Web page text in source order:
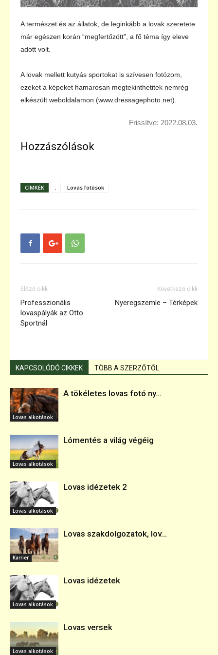
A természet és az állatok, de leginkább a lovak szeretete
már egészen korán “megfertőzött”, a fő téma így eleve
adott volt.
A lovak mellett kutyás sportokat is szívesen fotózom,
ezeket a képeket hamarosan megtekinthetitek nemrég
elkészült weboldalamon (www.dressagephoto.net).
Frissítve: 2022.08.03.
Hozzászólások
CÍMKÉK . Lovas fotósok
Előző cikk
Professzionális
lovaspályák az Otto
Sportnál
Következő cikk
Nyeregszemle – Térképek
KAPCSOLÓDÓ CIKKEK TÖBB A SZERZŐTŐL
Lovas alkotások
A tökéletes lovas fotó ny...
Lovas alkotások
Lómentés a világ végéig
Lovas alkotások
Lovas idézetek 2
Karrier
Lovas szakdolgozatok, lov...
Lovas alkotások
Lovas idézetek
Lovas alkotások
Lovas versek